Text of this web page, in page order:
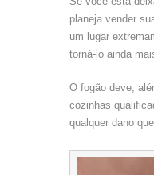
planeja vender
um lugar
torná-lo ainda
O fogão deve,
cozinhas
qualquer dano